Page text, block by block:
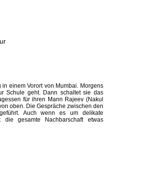
einem Vorort von Mumbai. Morgens
Schule geht. Dann schaltet sie das
für ihren Mann Rajeev (Nakul
oben. Die Gespräche zwischen den
Auch wenn es um delikate
gesamte Nachbarschaft etwas